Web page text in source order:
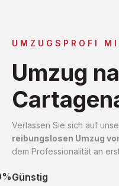
UMZUGSPROFI
Umzug
Verlassen Sie sich auf
reibungslosen Umzug
dem Professionalität an
Günstig